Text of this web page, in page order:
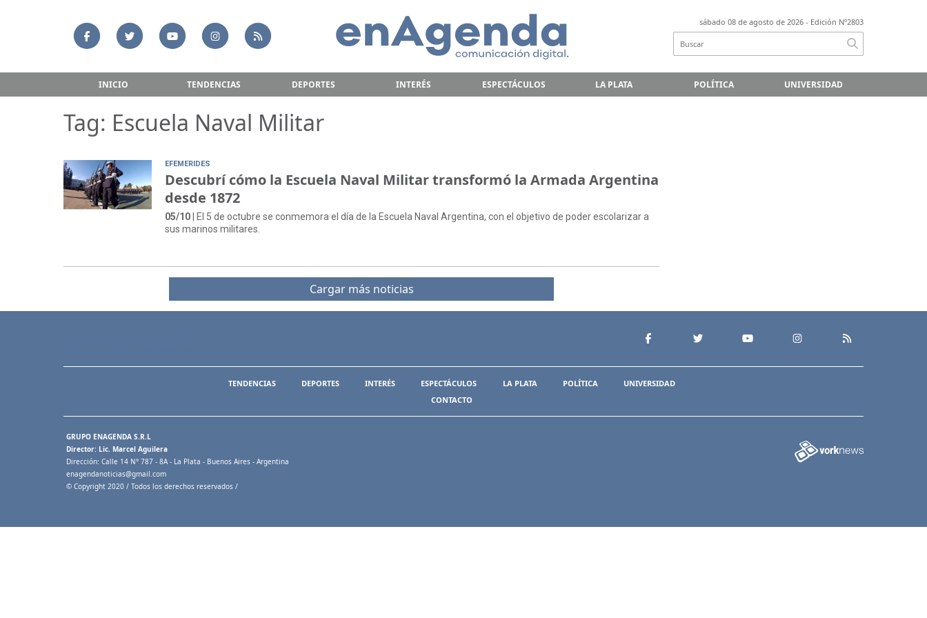
sábado 08 de agosto de 2026 - Edición Nº2803
INICIO TENDENCIAS DEPORTES INTERÉS ESPECTÁCULOS LA PLATA POLÍTICA UNIVERSIDAD
Tag: Escuela Naval Militar
EFEMERIDES
Descubrí cómo la Escuela Naval Militar transformó la Armada Argentina
desde 1872
05/10 | El 5 de octubre se conmemora el día de la Escuela Naval Argentina, con el objetivo de poder escolarizar a
sus marinos militares.
Cargar más noticias
TENDENCIAS DEPORTES INTERÉS ESPECTÁCULOS LA PLATA POLÍTICA
UNIVERSIDAD
CONTACTO
GRUPO ENAGENDA S.R.L
Director: Lic. Marcel Aguilera
Dirección: Calle 14 N° 787 - 8A - La Plata - Buenos Aires - Argentina
enagendanoticias@gmail.com
© Copyright 2020 / Todos los derechos reservados /